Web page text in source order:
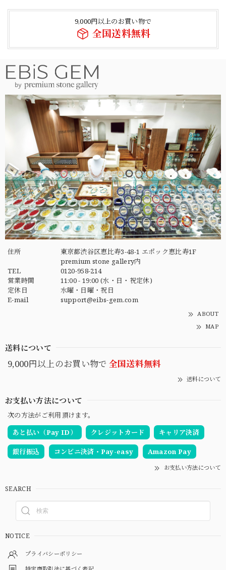
9,000円以上のお買い物で
全国送料無料
住所
東京都渋谷区恵比寿3-48-1 エポック恵比寿1F
premium stone gallery内
TEL
0120-958-214
営業時間
11:00 - 19:00 (水・日・祝定休)
定休日
水曜・日曜・祝日
E-mail
support@eibs-gem.com
ABOUT
MAP
送料について
9,000円以上のお買い物で 全国送料無料
送料について
お支払い方法について
次の方法がご利用頂けます。
あと払い（Pay ID）
クレジットカード キャリア決済
銀行振込 コンビニ決済・Pay-easy Amazon Pay
お支払い方法について
SEARCH
NOTICE
プライバシーポリシー